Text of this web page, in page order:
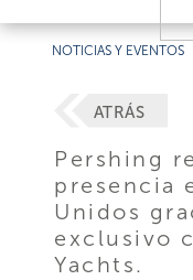
NOTICIAS Y EVENTOS
ATRÁS
Pershing
presencia
Unidos
exclusivo
Yachts.